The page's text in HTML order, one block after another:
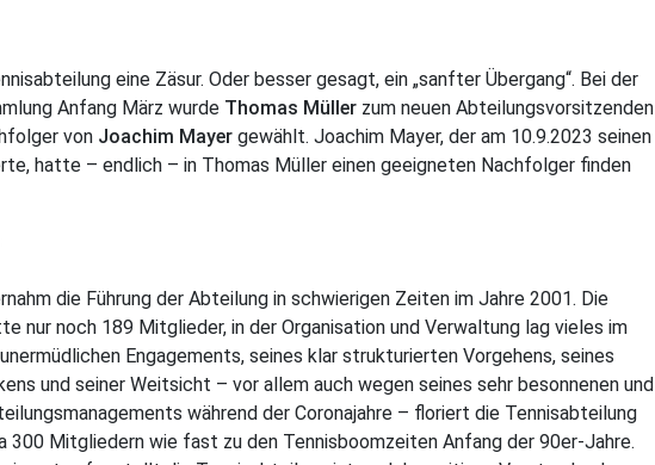
eine Zäsur. Oder besser gesagt, ein „sanfter Übergang“. Bei der
Anfang März wurde Thomas Müller zum neuen Abteilungsvorsitzenden
von Joachim Mayer gewählt. Joachim Mayer, der am 10.9.2023 seinen
hatte – endlich – in Thomas Müller einen geeigneten Nachfolger finden
die Führung der Abteilung in schwierigen Zeiten im Jahre 2001. Die
nur noch 189 Mitglieder, in der Organisation und Verwaltung lag vieles im
Engagements, seines klar strukturierten Vorgehens, seines
und seiner Weitsicht – vor allem auch wegen seines sehr besonnenen und
während der Coronajahre – floriert die Tennisabteilung
300 Mitgliedern wie fast zu den Tennisboomzeiten Anfang der 90er-Jahre.